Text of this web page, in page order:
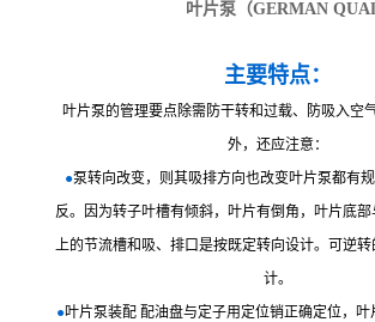
叶片泵 （GERMAN
主要特点：
叶片泵的管理要点除需防干转和过载、防吸入空
外，还应注意：
●泵转向改变，则其吸排方向也改变叶片泵都有
反。因为转子叶槽有倾斜，叶片有倒角，叶片底
上的节流槽和吸、排口是按既定转向设计。可逆
计。
●叶片泵装配 配油盘与定子用定位销正确定位，